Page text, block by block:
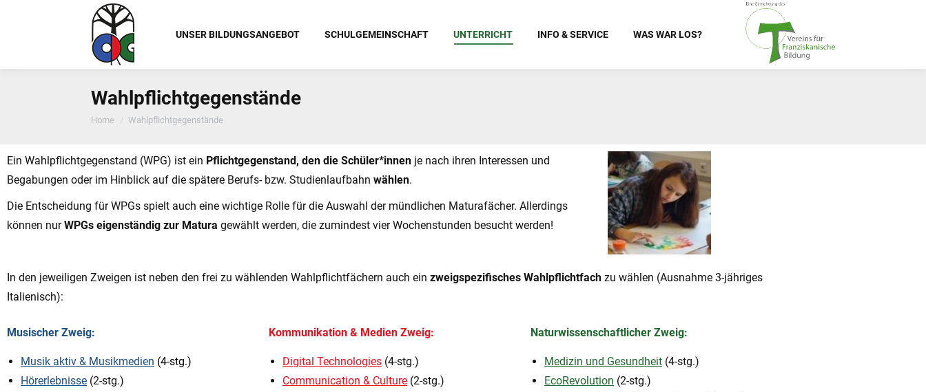
UNSER BILDUNGSANGEBOT SCHULGEMEINSCHAFT UNTERRICHT INFO & SERVICE WAS WAR LOS?
Wahlpflichtgegenstände
You are here:
Home Wahlpflichtgegenstände
Ein Wahlpflichtgegenstand (WPG) ist ein Pflichtgegenstand, den die Schüler*innen je nach ihren Interessen und
Begabungen oder im Hinblick auf die spätere Berufs- bzw. Studienlaufbahn wählen.
Die Entscheidung für WPGs spielt auch eine wichtige Rolle für die Auswahl der mündlichen Maturafächer. Allerdings
können nurWPGs eigenständig zur Matura gewählt werden, die zumindest vier Wochenstunden besucht werden!
In den jeweiligen Zweigen ist neben den frei zu wählenden Wahlpflichtfächern auch ein zweigspezifisches Wahlpflichtfach zu wählen (Ausnahme 3-jähriges
Italienisch):
Musischer Zweig:
Musik aktiv & Musikmedien (4-stg.)
Hörerlebnisse (2-stg.)
Kommunikation & Medien Zweig:
Digital Technologies(4-stg.)
Communication & Culture(2-stg.)
Naturwissenschaftlicher Zweig:
Medizin und Gesundheit(4-stg.)
EcoRevolution (2-stg.)